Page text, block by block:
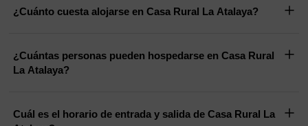
¿Cuánto cuesta alojarse en Casa Rural La Atalaya?
¿Cuántas personas pueden hospedarse en Casa Rural
La Atalaya?
Cuál es el horario de entrada y salida de Casa Rural La